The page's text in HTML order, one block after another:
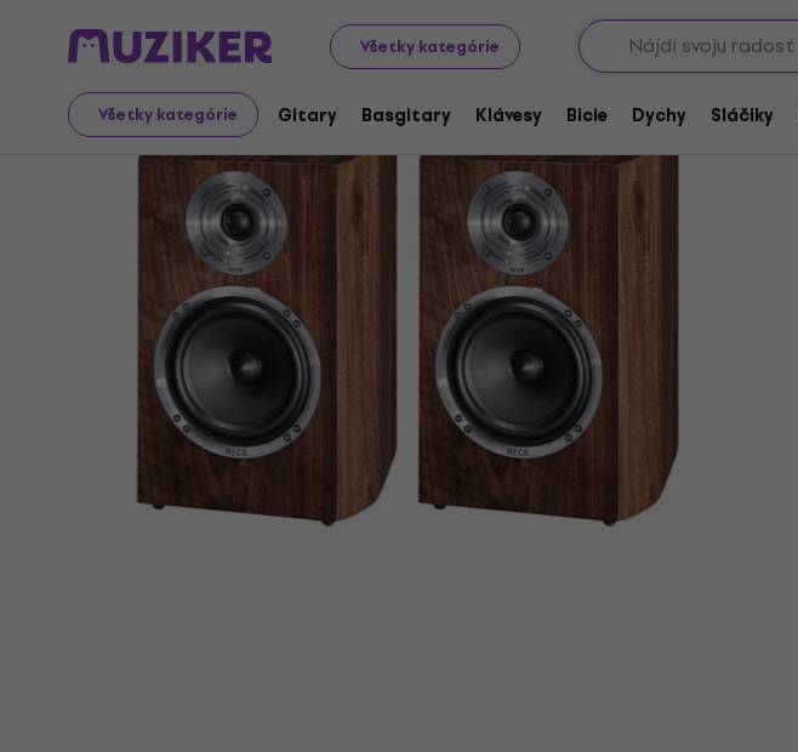
Všetky kategórie
Všetky kategórie Gitary Basgitary Klávesy Bicie Dychy Sláčiky
Audio Video Tech Hi-Fi Hi-Fi Reproduktory Hi-Fi Regálové reproduktory
Ukončený predaj